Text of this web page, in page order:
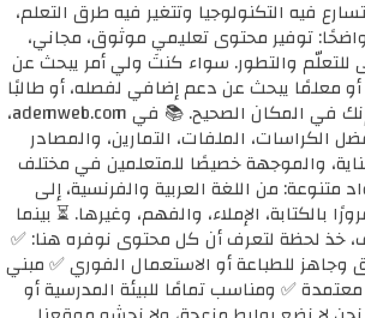
فيه التكنولوجيا وتتغير فيه طرق التعلم،
توفير محتوى تعليمي موثوق، مجاني،
والتطور. سواء كنتَ ولي أمر يبحث عن
أو معلمًا يبحث عن دعم إضافي لفصله، أو طالبًا
يريد تقوية مهاراته، فإنك في المكان الصحيح. 📚 في ademweb.com،
الكراسات، الملفات، التمارين، والمصادر
والموجهة خصيصًا للمتعلمين في مختلف
متنوعة: من اللغة العربية والفرنسية، إلى
بالكتابة، الإملاء، والفهم، وغيرها. ⏳ بينما
خذ لحظة لتعرف أن كل محتوى نوفره هنا: ✅
منسق وجاهز للطباعة أو الاستعمال الفوري ✅ مبني
✅ ومناسب تمامًا للبيئة المدرسية أو